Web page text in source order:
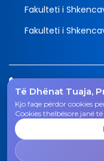
Të Dhënat Tuaja,
Kjo faqe përdor cookies
Cookies thelbësore janë
Fakulteti i
Fakulteti i
Tel.
038 200 20 831
Email
rektorati@uni-
Rektorati - Rr.